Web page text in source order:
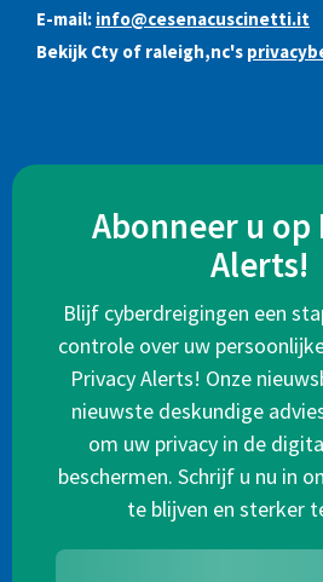
E-mail: info@cesenacuscinetti.it
Bekijk Cty of raleigh,nc's
Abonneer u op
Alerts!
Blijf cyberdreigingen een
controle over uw
Privacy Alerts! Onze
nieuwste deskundige
om uw privacy in de
beschermen. Schrijf u nu in
te blijven en sterker